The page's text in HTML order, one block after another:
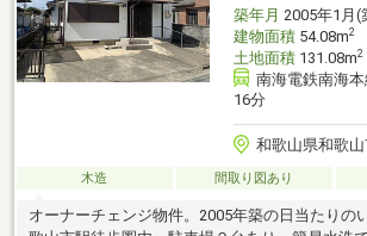
築年月 2005年1月(
建物面積54.08m2
土地面積131.08m2
南海電鉄南海
16分
和歌山県和歌
木造 間取り図あり
オーナーチェンジ物件。2005年築の日当たりの